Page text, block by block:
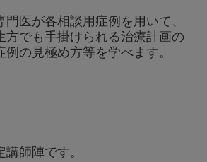
医が各相談用症例を用いて、
方でも手掛けられる治療計画の
の見極め方等を学べます。
師陣です。